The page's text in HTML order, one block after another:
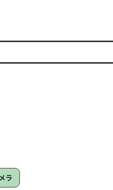
ラ